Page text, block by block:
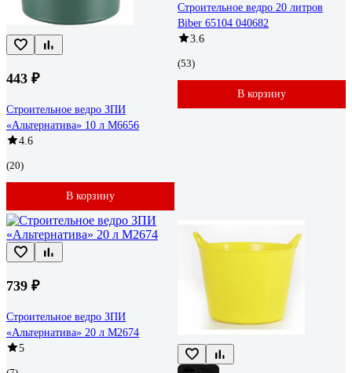
443 ₽
Строительное ведро ЗПИ
«Альтернатива» 10 л М6656
4.6
(20)
В корзину
Строительное ведро 20 литров
Biber 65104 040682
3.6
(53)
В корзину
739 ₽
Строительное ведро ЗПИ
«Альтернатива» 20 л М2674
5